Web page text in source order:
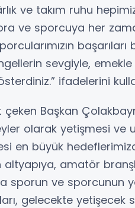
ve takım ruhu
ve sporcuya her
başarıları
sevgiyle, emekle
ifadelerini
Başkan
olarak yetişmesi ve
en büyük
amatör
sporun ve sporcunun
gelecekte yetişecek